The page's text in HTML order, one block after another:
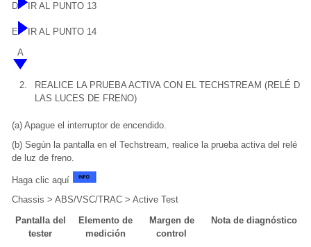
D IR AL PUNTO 13
E
IR AL PUNTO 14
A
2.
REALICE LA PRUEBA ACTIVA CON EL TECHSTREAM (RELÉ DE
LAS LUCES DE FRENO)
(a) Apague el interruptor de encendido.
(b) Según la pantalla en el Techstream, realice la prueba activa del relé
de luz de freno.
Haga clic aquí
Chassis > ABS/VSC/TRAC > Active Test
Pantalla del
tester
Elemento de
medición
Margen de
control
Nota de diagnóstico